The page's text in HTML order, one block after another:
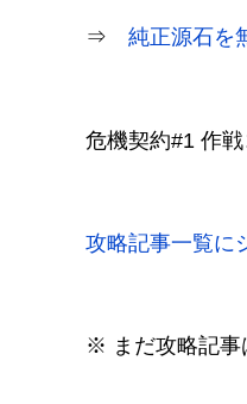
⇒ 純正源石を
危機契約#1 作
攻略記事一覧に
※ まだ攻略記事